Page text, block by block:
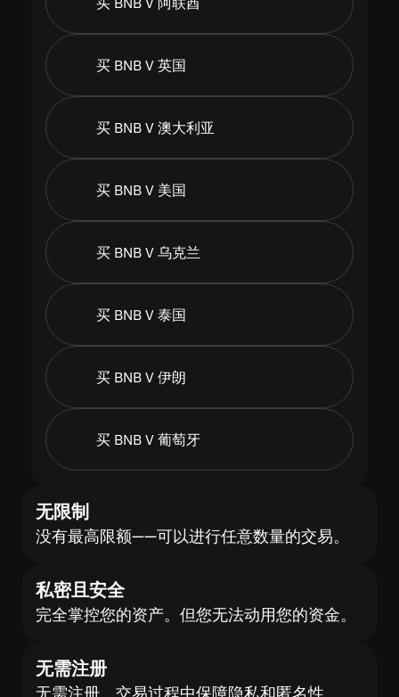
买 BNB V 英国
买 BNB V 澳大利亚
买 BNB V 美国
买 BNB V 乌克兰
买 BNB V 泰国
买 BNB V 伊朗
买 BNB V 葡萄牙
无限制
没有最高限额——可以进行任意数量的交易。
私密且安全
完全掌控您的资产。但您无法动用您的资金。
无需注册